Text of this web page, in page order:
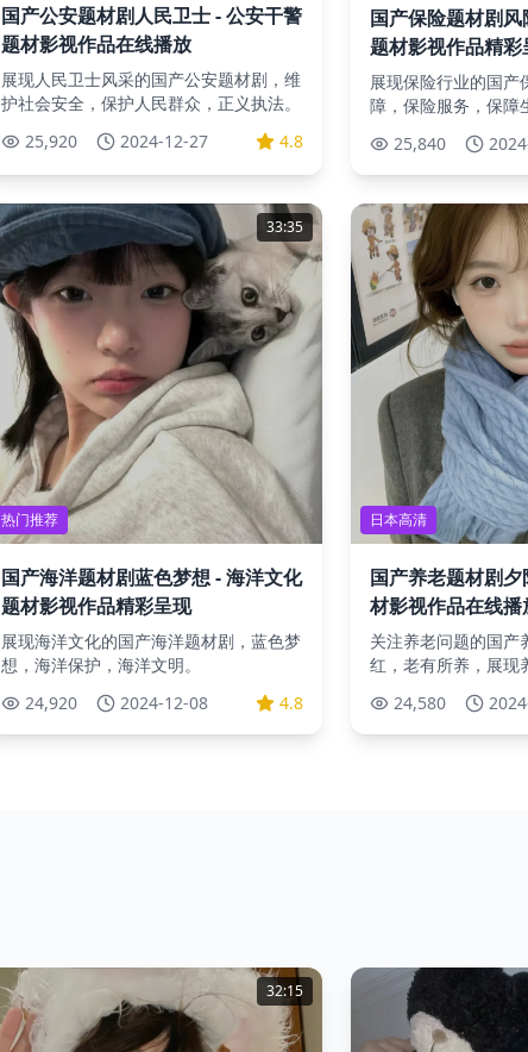
国产公安题材剧人民卫士 - 公安干警
题材影视作品在线播放
展现人民卫士风采的国产公安题材剧，维
护社会安全，保护人民群众，正义执法。
25,920
2024-12-27 4.8
国产保险题材剧
题材影视作品精彩
展现保险行业的国产
障，保险服务，保障
25,840
33:35
热门推荐
国产海洋题材剧蓝色梦想 - 海洋文化
题材影视作品精彩呈现
展现海洋文化的国产海洋题材剧，蓝色梦
想，海洋保护，海洋文明。
24,920
2024-12-08 4.8
日本高清
国产养老题材剧
材影视作品在线播
关注养老问题的国产
红，老有所养，展现
24,580
32:15